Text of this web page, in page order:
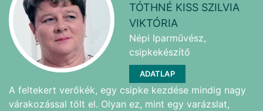
TÓTHNÉ KISS SZILVIA
VIKTÓRIA
Népi Iparművész,
csipkekészítő
ADATLAP
A feltekert verőkék, egy csipke kezdése mindig nagy
várakozással tölt el. Olyan ez, mint egy varázslat,